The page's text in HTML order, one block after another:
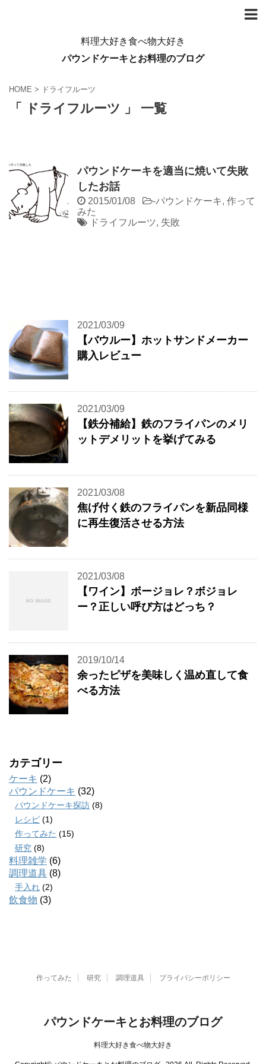
料理大好き食べ物大好き
パウンドケーキとお料理のブログ
HOME > ドライフルーツ
「 ドライフルーツ 」 一覧
パウンドケーキを適当に焼いて失敗
したお話
2015/01/08 -パウンドケーキ, 作って
みた
ドライフルーツ, 失敗
2021/03/09
【バウルー】ホットサンドメーカー
購入レビュー
2021/03/09
【鉄分補給】鉄のフライパンのメリ
ットデメリットを挙げてみる
2021/03/08
焦げ付く鉄のフライパンを新品同様
に再生復活させる方法
2021/03/08
【ワイン】ボージョレ？ボジョレ
ー？正しい呼び方はどっち？
2019/10/14
余ったピザを美味しく温め直して食
べる方法
カテゴリー
ケーキ (2)
パウンドケーキ (32)
パウンドケーキ探訪 (8)
レシピ (1)
作ってみた (15)
研究 (8)
料理雑学 (6)
調理道具 (8)
手入れ (2)
飲食物 (3)
作ってみた 研究 調理道具 プライバシーポリシー
パウンドケーキとお料理のブログ
料理大好き食べ物大好き